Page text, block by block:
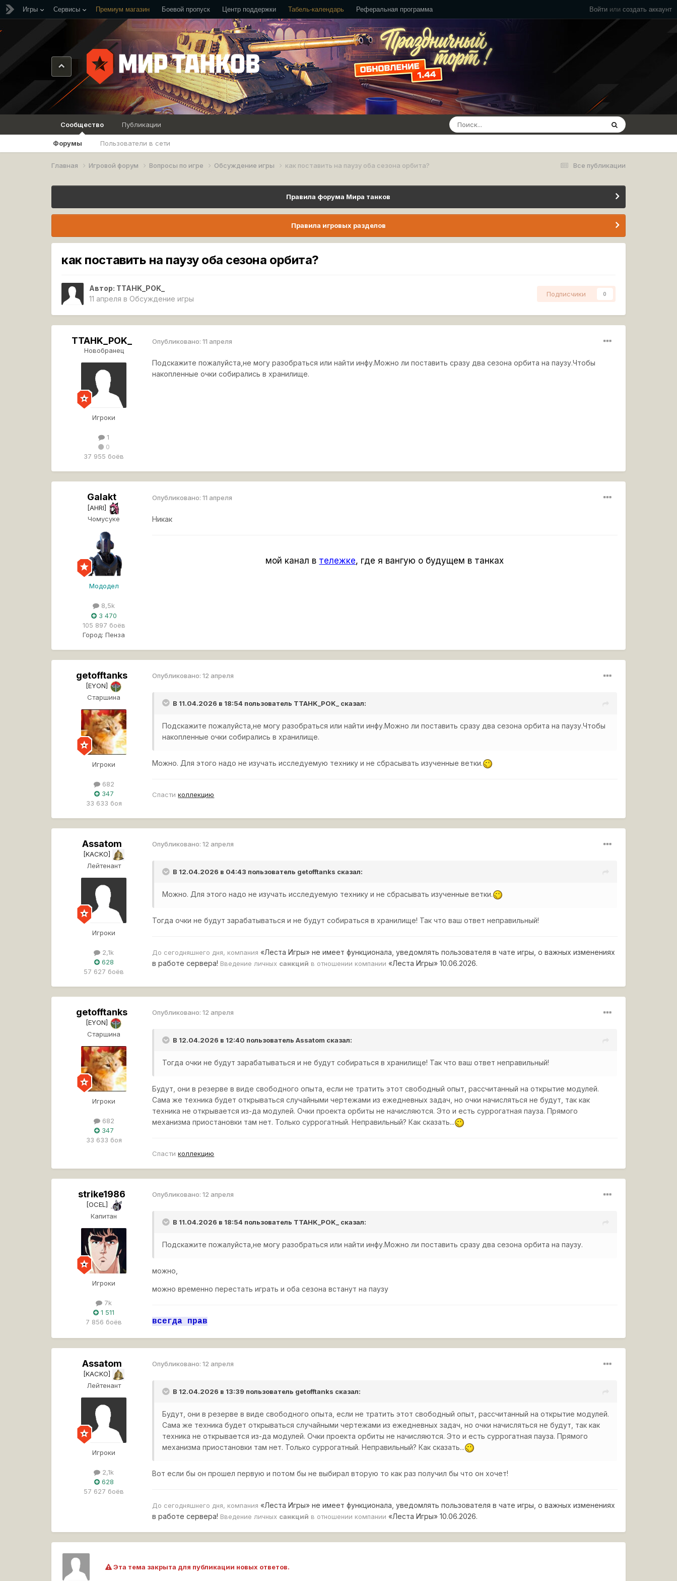
Войти или создать аккаунт
Игры Сервисы Премиум магазин Боевой пропуск Центр поддержки Табель-календарь Реферальная программа
Сообщество
Форумы Пользователи в сети
Публикации
Все публикации
Главная Игровой форум Вопросы по игре Обсуждение игры как поставить на паузу оба сезона орбита?
Правила форума Мира танков
Правила игровых разделов
как поставить на паузу оба сезона орбита?
Автор: TTAHK_POK_
11 апреля в Обсуждение игры
Подписчики 0
TTAHK_POK_
Новобранец
Игроки
1
0
37 955 боёв
Опубликовано:11 апреля
Подскажите пожалуйста,не могу разобраться или найти инфу.Можно ли поставить сразу два сезона орбита на паузу.Чтобы
накопленные очки собирались в хранилище.
Galakt
[AHRI]
Чомусуке
Мододел
8,5k
3 470
105 897 боёв
Город: Пенза
Опубликовано:11 апреля
Никак
мой канал в тележке, где я вангую о будущем в танках
getofftanks
[EYON]
Старшина
Игроки
682
347
33 633 боя
Опубликовано:12 апреля
В 11.04.2026 в 18:54 пользователь TTAHK_POK_ сказал:
Подскажите пожалуйста,не могу разобраться или найти инфу.Можно ли поставить сразу два сезона орбита на паузу.Чтобы
накопленные очки собирались в хранилище.
Можно. Для этого надо не изучать исследуемую технику и не сбрасывать изученные ветки.
Спастиколлекцию
Assatom
[KACKO]
Лейтенант
Игроки
2,1k
628
57 627 боёв
Опубликовано:12 апреля
В 12.04.2026 в 04:43 пользователь getofftanks сказал:
Можно. Для этого надо не изучать исследуемую технику и не сбрасывать изученные ветки.
Тогда очки не будут зарабатываться и не будут собираться в хранилище! Так что ваш ответ неправильный!
До сегодняшнего дня, компания «Леста Игры» не имеет функционала, уведомлять пользователя в чате игры, о важных изменениях
в работе сервера! Введение личных санкций в отношении компании «Леста Игры» 10.06.2026.
getofftanks
[EYON]
Старшина
Игроки
682
347
33 633 боя
Опубликовано:12 апреля
В 12.04.2026 в 12:40 пользовательAssatom сказал:
Тогда очки не будут зарабатываться и не будут собираться в хранилище! Так что ваш ответ неправильный!
Будут, они в резерве в виде свободного опыта, если не тратить этот свободный опыт, рассчитанный на открытие модулей.
Сама же техника будет открываться случайными чертежами из ежедневных задач, но очки начисляться не будут, так как
техника не открывается из-да модулей. Очки проекта орбиты не начисляются. Это и есть суррогатная пауза. Прямого
механизма приостановки там нет. Только суррогатный. Неправильный? Как сказать...
Спастиколлекцию
strike1986
[OCEL]
Капитан
Игроки
7k
1 511
7 856 боёв
Опубликовано:12 апреля
В 11.04.2026 в 18:54 пользователь TTAHK_POK_ сказал:
Подскажите пожалуйста,не могу разобраться или найти инфу.Можно ли поставить сразу два сезона орбита на паузу.
можно,
можно временно перестать играть и оба сезона встанут на паузу
всегда прав
Assatom
[KACKO]
Лейтенант
Игроки
2,1k
628
57 627 боёв
Опубликовано:12 апреля
В 12.04.2026 в 13:39 пользователь getofftanks сказал:
Будут, они в резерве в виде свободного опыта, если не тратить этот свободный опыт, рассчитанный на открытие модулей.
Сама же техника будет открываться случайными чертежами из ежедневных задач, но очки начисляться не будут, так как
техника не открывается из-да модулей. Очки проекта орбиты не начисляются. Это и есть суррогатная пауза. Прямого
механизма приостановки там нет. Только суррогатный. Неправильный? Как сказать...
Вот если бы он прошел первую и потом бы не выбирал вторую то как раз получил бы что он хочет!
До сегодняшнего дня, компания «Леста Игры» не имеет функционала, уведомлять пользователя в чате игры, о важных изменениях
в работе сервера! Введение личных санкций в отношении компании «Леста Игры» 10.06.2026.
Эта тема закрыта для публикации новых ответов.